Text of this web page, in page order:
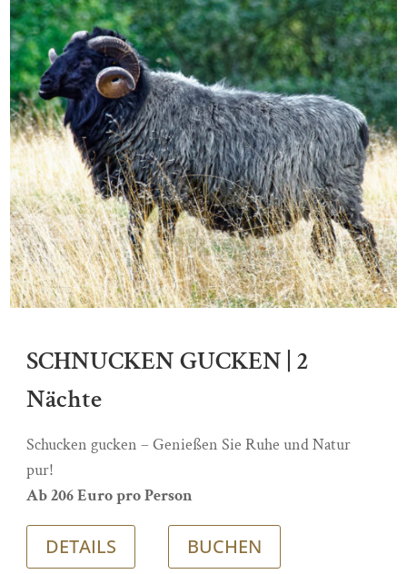
SCHNUCKEN GUCKEN | 2
Nächte
Schucken gucken – Genießen Sie Ruhe und Natur
pur!
Ab 206 Euro pro Person
DETAILS BUCHEN